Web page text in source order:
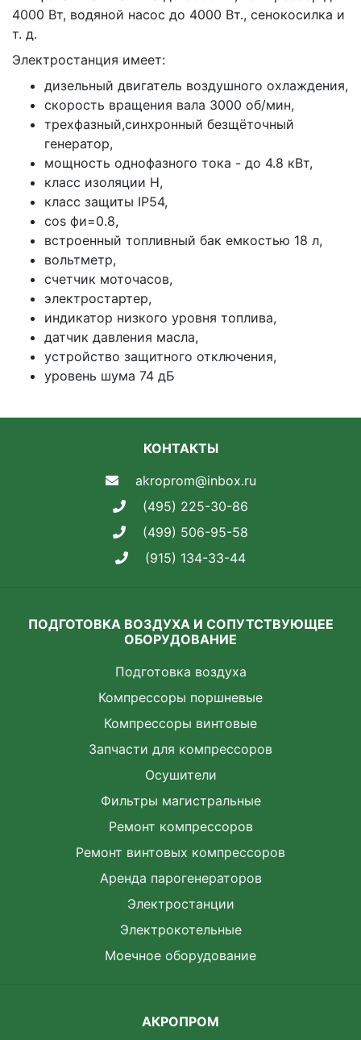
4000 Вт, водяной насос до 4000 Вт., сенокосилка и
т. д.
Электростанция имеет:
дизельный двигатель воздушного охлаждения,
скорость вращения вала 3000 об/мин,
трехфазный,синхронный безщёточный
генератор,
мощность однофазного тока - до 4.8 кВт,
класс изоляции H,
класс защиты IP54,
cos фи=0.8,
встроенный топливный бак емкостью 18 л,
вольтметр,
счетчик моточасов,
электростартер,
индикатор низкого уровня топлива,
датчик давления масла,
устройство защитного отключения,
уровень шума 74 дБ
КОНТАКТЫ
akroprom@inbox.ru
(495) 225-30-86
(499) 506-95-58
(915) 134-33-44
ПОДГОТОВКА ВОЗДУХА И СОПУТСТВУЮЩЕЕ
ОБОРУДОВАНИЕ
Подготовка воздуха
Компрессоры поршневые
Компрессоры винтовые
Запчасти для компрессоров
Осушители
Фильтры магистральные
Ремонт компрессоров
Ремонт винтовых компрессоров
Аренда парогенераторов
Электростанции
Электрокотельные
Моечное оборудование
АКРОПРОМ